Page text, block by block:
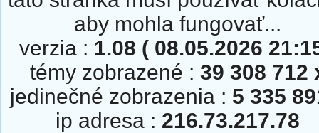
aby mohla fungovať...
verzia : 1.08 ( 08.05.2026
témy zobrazené : 39 308 712
jedinečné zobrazenia : 5 335
ip adresa : 216.73.217.78